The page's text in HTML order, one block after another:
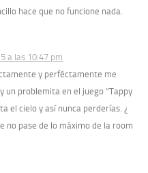
hace que no funcione nada.
a las 10:47 pm
y perféctamente me
un problemita en el juego “Tappy
el cielo y así nunca perderías. ¿
no pase de lo máximo de la room